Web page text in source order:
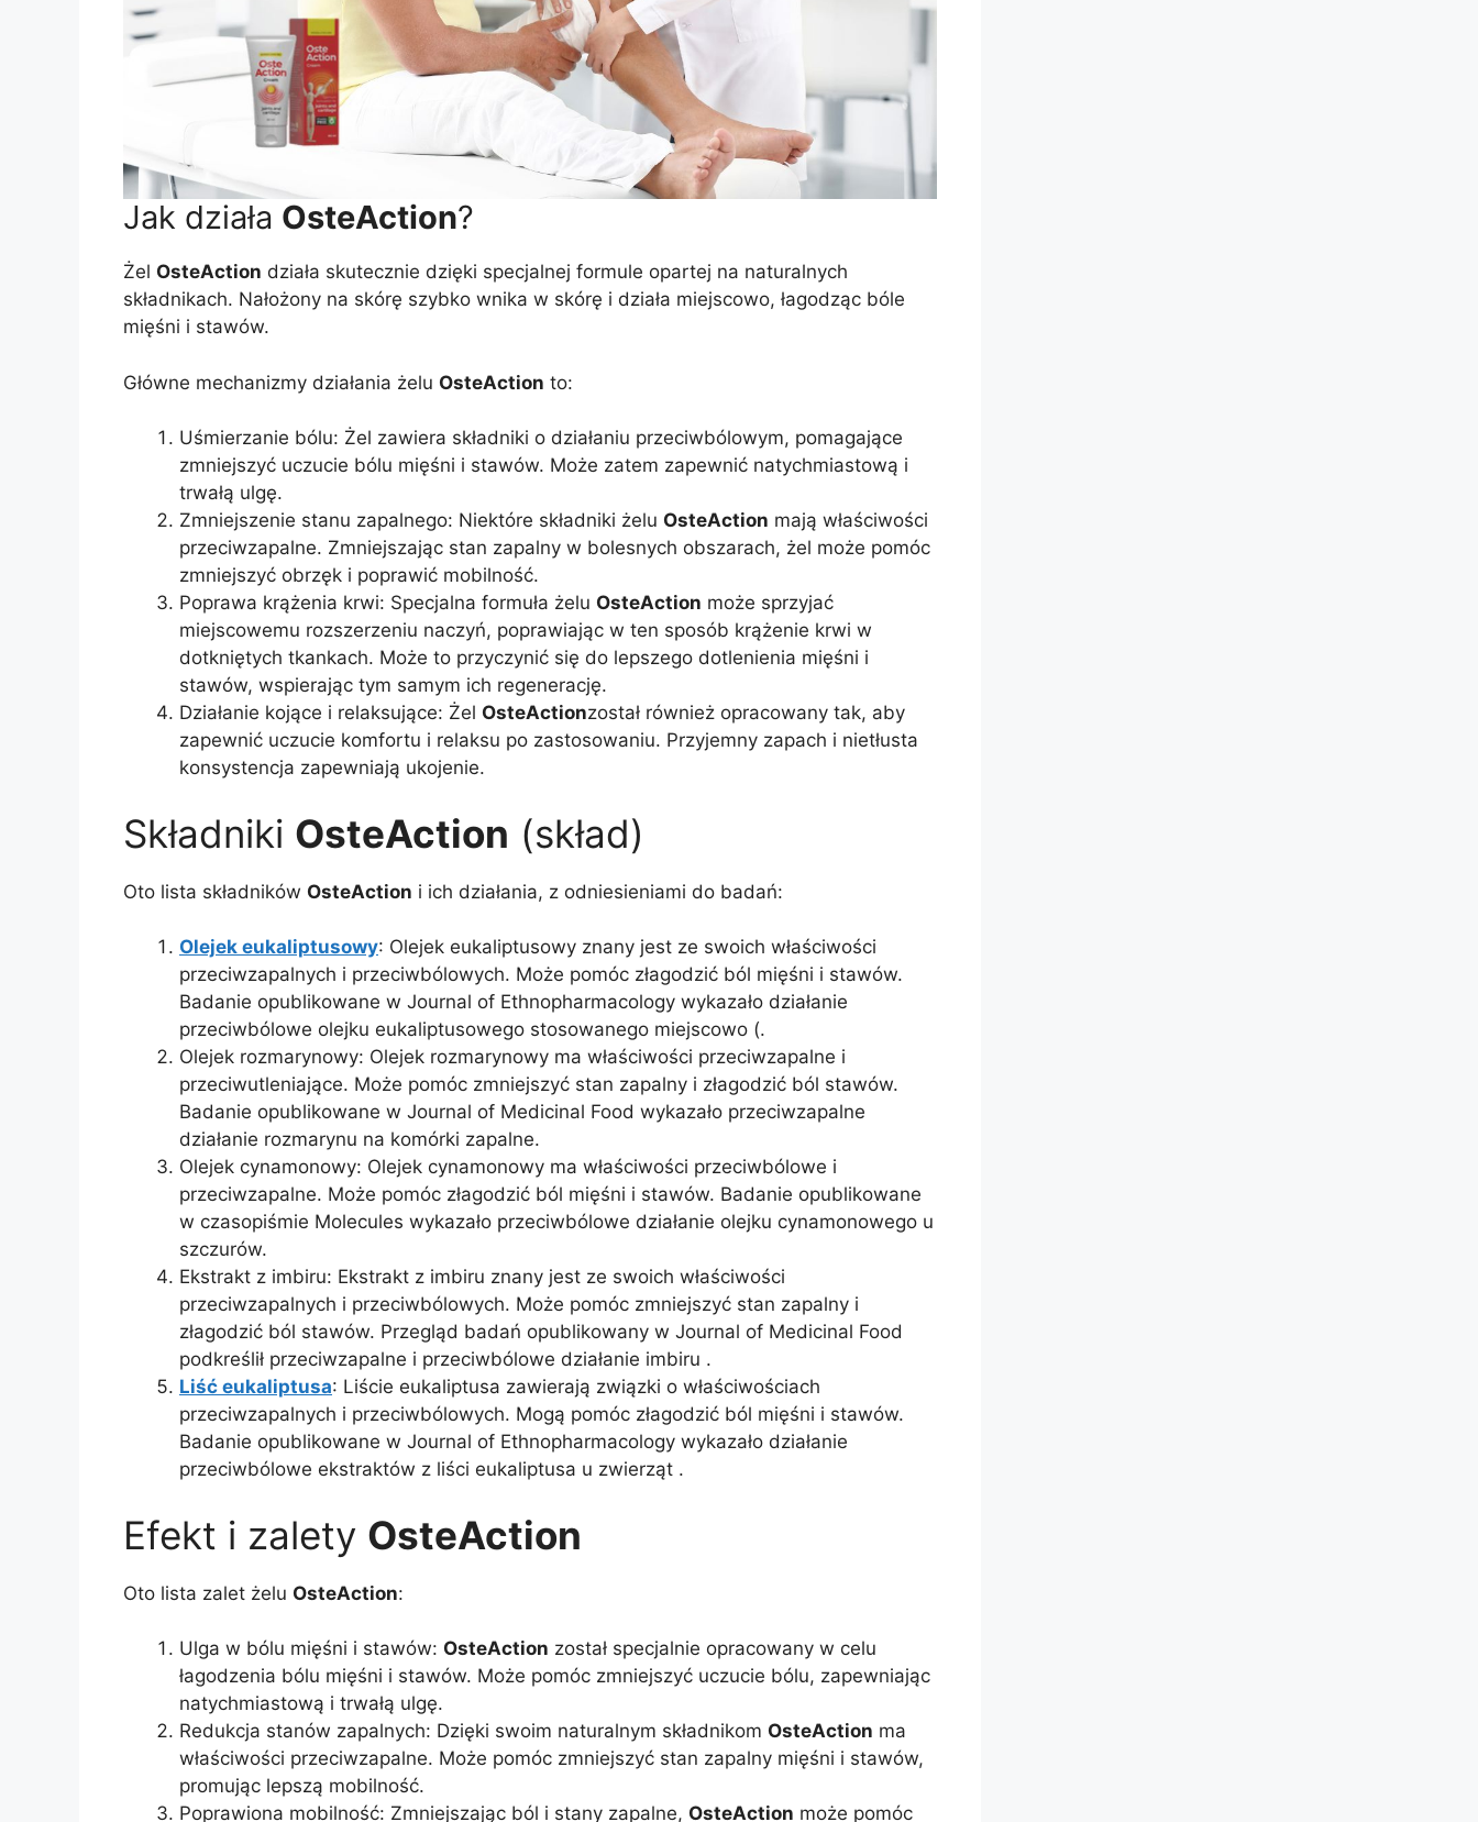
Jak działa OsteAction?
Żel OsteAction działa skutecznie dzięki specjalnej formule opartej na naturalnych
składnikach. Nałożony na skórę szybko wnika w skórę i działa miejscowo, łagodząc bóle
mięśni i stawów.
Główne mechanizmy działania żelu OsteAction to:
Uśmierzanie bólu: Żel zawiera składniki o działaniu przeciwbólowym, pomagające
zmniejszyć uczucie bólu mięśni i stawów. Może zatem zapewnić natychmiastową i
trwałą ulgę.
Zmniejszenie stanu zapalnego: Niektóre składniki żelu OsteAction mają właściwości
przeciwzapalne. Zmniejszając stan zapalny w bolesnych obszarach, żel może pomóc
zmniejszyć obrzęk i poprawić mobilność.
Poprawa krążenia krwi: Specjalna formuła żelu OsteAction może sprzyjać
miejscowemu rozszerzeniu naczyń, poprawiając w ten sposób krążenie krwi w
dotkniętych tkankach. Może to przyczynić się do lepszego dotlenienia mięśni i
stawów, wspierając tym samym ich regenerację.
Działanie kojące i relaksujące: Żel OsteActionzostał również opracowany tak, aby
zapewnić uczucie komfortu i relaksu po zastosowaniu. Przyjemny zapach i nietłusta
konsystencja zapewniają ukojenie.
Składniki OsteAction (skład)
Oto lista składników OsteAction i ich działania, z odniesieniami do badań:
Olejek eukaliptusowy: Olejek eukaliptusowy znany jest ze swoich właściwości
przeciwzapalnych i przeciwbólowych. Może pomóc złagodzić ból mięśni i stawów.
Badanie opublikowane w Journal of Ethnopharmacology wykazało działanie
przeciwbólowe olejku eukaliptusowego stosowanego miejscowo (.
Olejek rozmarynowy: Olejek rozmarynowy ma właściwości przeciwzapalne i
przeciwutleniające. Może pomóc zmniejszyć stan zapalny i złagodzić ból stawów.
Badanie opublikowane w Journal of Medicinal Food wykazało przeciwzapalne
działanie rozmarynu na komórki zapalne.
Olejek cynamonowy: Olejek cynamonowy ma właściwości przeciwbólowe i
przeciwzapalne. Może pomóc złagodzić ból mięśni i stawów. Badanie opublikowane
w czasopiśmie Molecules wykazało przeciwbólowe działanie olejku cynamonowego u
szczurów.
Ekstrakt z imbiru: Ekstrakt z imbiru znany jest ze swoich właściwości
przeciwzapalnych i przeciwbólowych. Może pomóc zmniejszyć stan zapalny i
złagodzić ból stawów. Przegląd badań opublikowany w Journal of Medicinal Food
podkreślił przeciwzapalne i przeciwbólowe działanie imbiru .
Liść eukaliptusa: Liście eukaliptusa zawierają związki o właściwościach
przeciwzapalnych i przeciwbólowych. Mogą pomóc złagodzić ból mięśni i stawów.
Badanie opublikowane w Journal of Ethnopharmacology wykazało działanie
przeciwbólowe ekstraktów z liści eukaliptusa u zwierząt .
Efekt i zalety OsteAction
Oto lista zalet żelu OsteAction:
Ulga w bólu mięśni i stawów: OsteAction został specjalnie opracowany w celu
łagodzenia bólu mięśni i stawów. Może pomóc zmniejszyć uczucie bólu, zapewniając
natychmiastową i trwałą ulgę.
Redukcja stanów zapalnych: Dzięki swoim naturalnym składnikom OsteAction ma
właściwości przeciwzapalne. Może pomóc zmniejszyć stan zapalny mięśni i stawów,
promując lepszą mobilność.
Poprawiona mobilność: Zmniejszając ból i stany zapalne, OsteAction może pomóc